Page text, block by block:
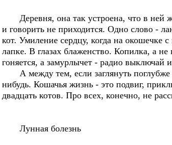
Деревня, она так устроена, что в ней
и говорить не приходится. Одно слово -
кот. Умиление сердцу, когда на окошечке
лапке. В глазах блаженство. Копилка, а
гоняется, а замурлычет - радио
А между тем, если заглянуть поглубже
нибудь. Кошачья жизнь - это подвиг,
двадцать котов. Про всех, конечно, не
Лунная болезнь